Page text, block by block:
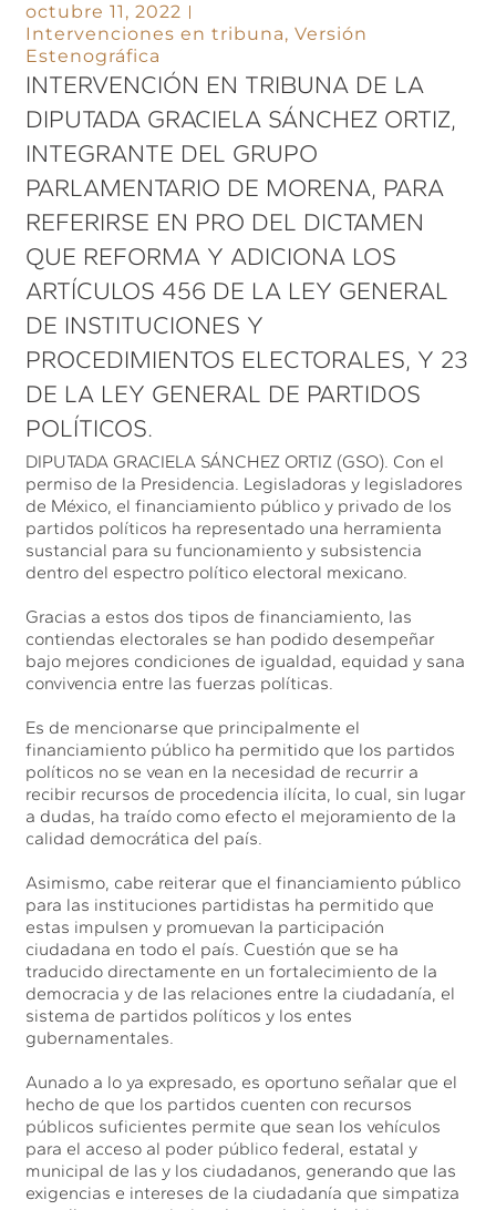
octubre 11, 2022
Intervenciones en tribuna,Versión
Estenográfica
INTERVENCIÓN EN TRIBUNA DE LA
DIPUTADA GRACIELA SÁNCHEZ ORTIZ,
INTEGRANTE DEL GRUPO
PARLAMENTARIO DE MORENA, PARA
REFERIRSE EN PRO DEL DICTAMEN
QUE REFORMA Y ADICIONA LOS
ARTÍCULOS 456 DE LA LEY GENERAL
DE INSTITUCIONES Y
PROCEDIMIENTOS ELECTORALES, Y 23
DE LA LEY GENERAL DE PARTIDOS
POLÍTICOS.
DIPUTADA GRACIELA SÁNCHEZ ORTIZ (GSO). Con el
permiso de la Presidencia. Legisladoras y legisladores
de México, el financiamiento público y privado de los
partidos políticos ha representado una herramienta
sustancial para su funcionamiento y subsistencia
dentro del espectro político electoral mexicano.
Gracias a estos dos tipos de financiamiento, las
contiendas electorales se han podido desempeñar
bajo mejores condiciones de igualdad, equidad y sana
convivencia entre las fuerzas políticas.
Es de mencionarse que principalmente el
financiamiento público ha permitido que los partidos
políticos no se vean en la necesidad de recurrir a
recibir recursos de procedencia ilícita, lo cual, sin lugar
a dudas, ha traído como efecto el mejoramiento de la
calidad democrática del país.
Asimismo, cabe reiterar que el financiamiento público
para las instituciones partidistas ha permitido que
estas impulsen y promuevan la participación
ciudadana en todo el país. Cuestión que se ha
traducido directamente en un fortalecimiento de la
democracia y de las relaciones entre la ciudadanía, el
sistema de partidos políticos y los entes
gubernamentales.
Aunado a lo ya expresado, es oportuno señalar que el
hecho de que los partidos cuenten con recursos
públicos suficientes permite que sean los vehículos
para el acceso al poder público federal, estatal y
municipal de las y los ciudadanos, generando que las
exigencias e intereses de la ciudadanía que simpatiza